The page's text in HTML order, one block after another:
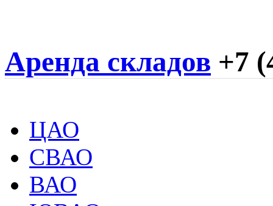
Аренда складов +7
ЦАО
СВАО
ВАО